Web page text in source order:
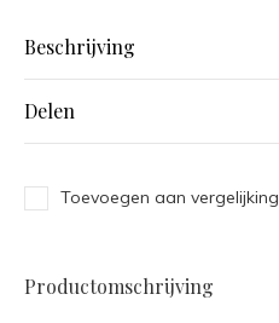
Beschrijving
Delen
Toevoegen aan vergelijking
Productomschrijving